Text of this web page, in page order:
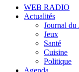
WEB RADIO
Actualités
Journal du
Jeux
Santé
Cuisine
Politique
Agenda